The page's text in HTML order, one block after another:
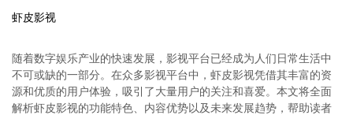
虾皮影视
随着数字娱乐产业的快速发展，影视平台已经成为人们日常生活中
不可或缺的一部分。在众多影视平台中，虾皮影视凭借其丰富的资
源和优质的用户体验，吸引了大量用户的关注和喜爱。本文将全面
解析虾皮影视的功能特色、内容优势以及未来发展趋势，帮助读者